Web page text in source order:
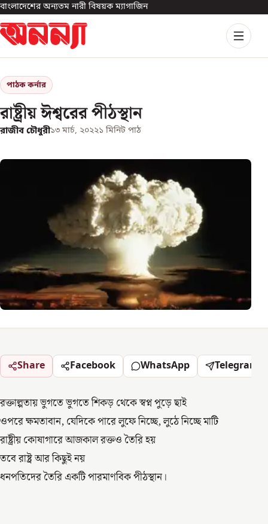
বাংলাদেশের অন্যতম নারী বিষয়ক ম্যাগাজিন
পাঠক কর্নার
রাষ্ট্রীয় ঈশ্বরের পীঠস্থান
রাজীব চৌধুরী১৩ মার্চ, ২০২২১ মিনিট পাঠ
Share Facebook WhatsApp Telegram
রক্তাল্পতায় ভুগতে ভুগতে শিকড় থেকে স্বপ্ন পুড়ে ছাই
ওপরে ক্ষমতাবান, যেদিকে পারে লুফে নিচ্ছে, লুঠে নিচ্ছে মাটি
রাষ্ট্রীয় কোষাগারে আজকাল রক্তও তৈরি হয়
তবে রাষ্ট্র আর কিছুই নয়
ধনপতিদের তৈরি একটি পারমাণবিক পীঠস্থান।